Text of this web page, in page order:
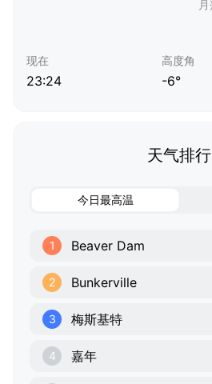
现在
23:24
高度角
-6°
天气排行
今日最高温
1 Beaver Dam
2 Bunkerville
3 梅斯基特
4 嘉年